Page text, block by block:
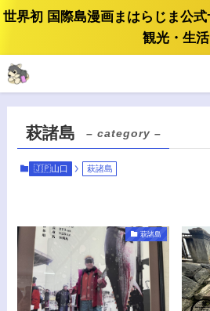
世界初 国際島漫画まはらじま公
観光・生活
萩諸島 – category –
🇯🇵山口 萩諸島
萩諸島